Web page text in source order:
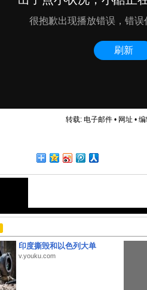
转载: 电子邮件• 网址 • 编
印度撕毁和以色列大单
v.youku.com